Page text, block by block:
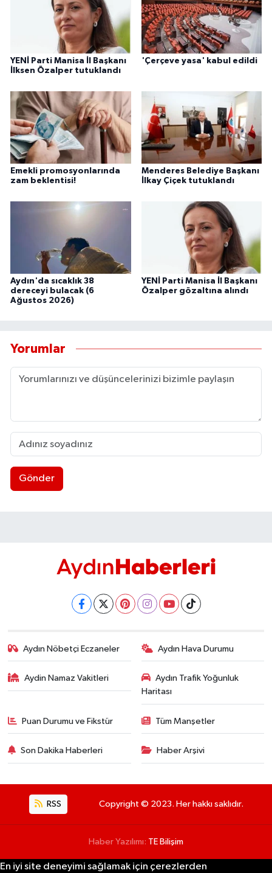
YENİ Parti Manisa İl Başkanı
İlksen Özalper tutuklandı
'Çerçeve yasa' kabul edildi
Emekli promosyonlarında
zam beklentisi!
Menderes Belediye Başkanı
İlkay Çiçek tutuklandı
Aydın'da sıcaklık 38
dereceyi bulacak (6
Ağustos 2026)
YENİ Parti Manisa İl Başkanı
Özalper gözaltına alındı
Yorumlar
Gönder
Aydın Nöbetçi Eczaneler Aydın Hava Durumu
Aydin Namaz Vakitleri
Aydın Trafik Yoğunluk
Haritası
Puan Durumu ve Fikstür Tüm Manşetler
Son Dakika Haberleri Haber Arşivi
RSS Copyright © 2023. Her hakkı saklıdır.
Haber Yazılımı: TE Bilişim
En iyi site deneyimi sağlamak için çerezlerden